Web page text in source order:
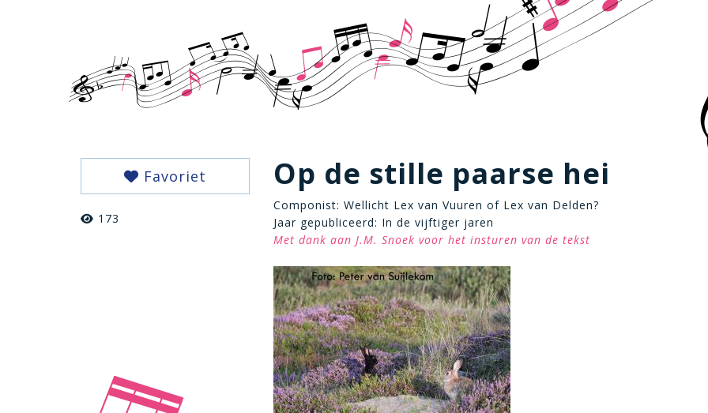
Favoriet
173
Op de stille paarse hei
Componist: Wellicht Lex van Vuuren of Lex van Delden?
Jaar gepubliceerd: In de vijftiger jaren
Met dank aan J.M. Snoek voor het insturen van de tekst